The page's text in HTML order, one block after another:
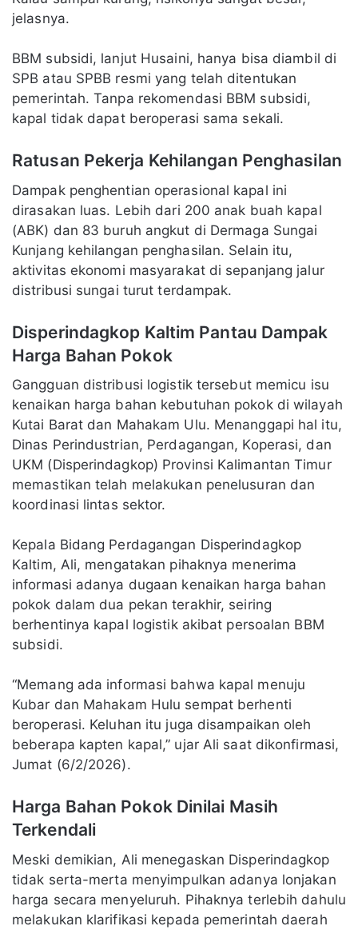
jelasnya.
BBM subsidi, lanjut Husaini, hanya bisa diambil di
SPB atau SPBB resmi yang telah ditentukan
pemerintah. Tanpa rekomendasi BBM subsidi,
kapal tidak dapat beroperasi sama sekali.
Ratusan Pekerja Kehilangan Penghasilan
Dampak penghentian operasional kapal ini
dirasakan luas. Lebih dari 200 anak buah kapal
(ABK) dan 83 buruh angkut di Dermaga Sungai
Kunjang kehilangan penghasilan. Selain itu,
aktivitas ekonomi masyarakat di sepanjang jalur
distribusi sungai turut terdampak.
Disperindagkop Kaltim Pantau Dampak
Harga Bahan Pokok
Gangguan distribusi logistik tersebut memicu isu
kenaikan harga bahan kebutuhan pokok di wilayah
Kutai Barat dan Mahakam Ulu. Menanggapi hal itu,
Dinas Perindustrian, Perdagangan, Koperasi, dan
UKM (Disperindagkop) Provinsi Kalimantan Timur
memastikan telah melakukan penelusuran dan
koordinasi lintas sektor.
Kepala Bidang Perdagangan Disperindagkop
Kaltim, Ali, mengatakan pihaknya menerima
informasi adanya dugaan kenaikan harga bahan
pokok dalam dua pekan terakhir, seiring
berhentinya kapal logistik akibat persoalan BBM
subsidi.
“Memang ada informasi bahwa kapal menuju
Kubar dan Mahakam Hulu sempat berhenti
beroperasi. Keluhan itu juga disampaikan oleh
beberapa kapten kapal,” ujar Ali saat dikonfirmasi,
Jumat (6/2/2026).
Harga Bahan Pokok Dinilai Masih
Terkendali
Meski demikian, Ali menegaskan Disperindagkop
tidak serta-merta menyimpulkan adanya lonjakan
harga secara menyeluruh. Pihaknya terlebih dahulu
melakukan klarifikasi kepada pemerintah daerah